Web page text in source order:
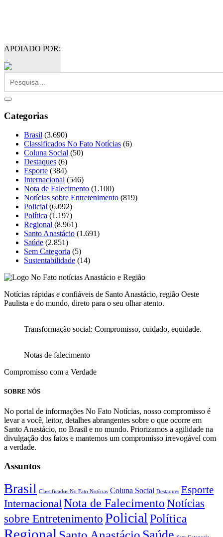
APOIADO POR:
Categorias
Brasil (3.690)
Classificados No Fato Notícias (6)
Coluna Social (50)
Destaques (6)
Esporte (384)
Internacional (546)
Nota de Falecimento (1.100)
Notícias sobre Entretenimento (819)
Policial (6.092)
Política (1.197)
Regional (8.961)
Santo Anastácio (1.691)
Saúde (2.851)
Sem Categoria (5)
Sustentabilidade (14)
Notícias rápidas e confiáveis de Santo Anastácio, região Oeste
Paulista e do mundo, direto para o seu olhar atento.
Transformação social: Compromisso, cuidado, equidade.
Notas de falecimento
Compromisso com a Verdade
SOBRE NÓS
No portal de informações No Fato Notícias, nosso compromisso é
levar a você, leitor, detalhes abrangentes sobre o que ocorre em
Santo Anastácio, no Brasil e no mundo. Priorizamos a agilidade na
divulgação dos fatos e mantemos um compromisso irrevogável com
a verdade.
Assuntos
Brasil Classificados No Fato Notícias Coluna Social Destaques Esporte
InternacionalNota de FalecimentoNotícias
sobre EntretenimentoPolicial Política